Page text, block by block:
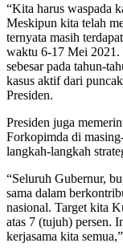
“Kita harus waspada
Meskipun kita telah
ternyata masih
waktu 6-17 Mei 2021.
sebesar pada tahun-
kasus aktif dari
Presiden.
Presiden juga
Forkopimda di
langkah-langkah
“Seluruh Gubernur,
sama dalam
nasional. Target kita
atas 7 (tujuh) persen.
kerjasama kita